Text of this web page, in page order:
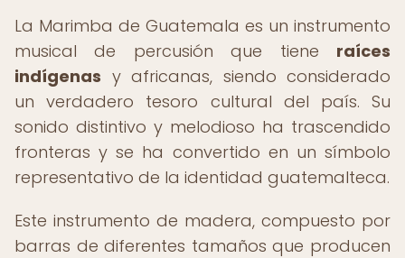
La Marimba de Guatemala es un instrumento
musical de percusión que tiene raíces
indígenas y africanas, siendo considerado
un verdadero tesoro cultural del país. Su
sonido distintivo y melodioso ha trascendido
fronteras y se ha convertido en un símbolo
representativo de la identidad guatemalteca.
Este instrumento de madera, compuesto por
barras de diferentes tamaños que producen